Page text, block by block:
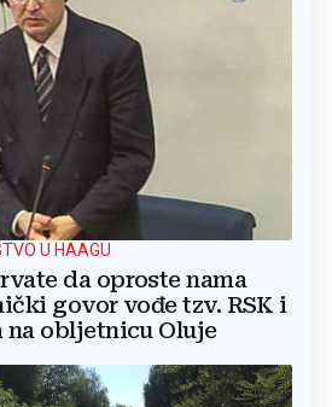
U HAAGU
da oproste nama
govor vođe tzv. RSK i
na obljetnicu Oluje